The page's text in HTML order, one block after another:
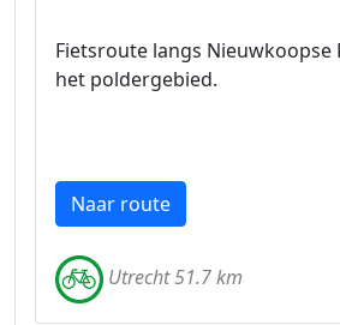
Fietsroute langs Nieuwkoopse
het poldergebied.
Naar route
Utrecht 51.7 km